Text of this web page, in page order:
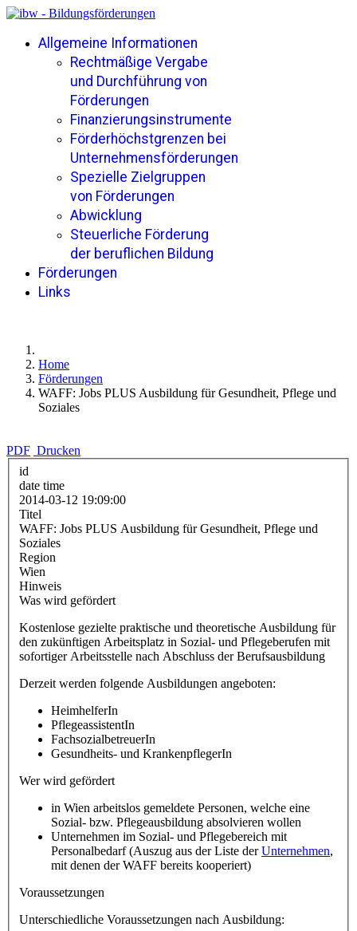
Allgemeine Informationen
Rechtmäßige Vergabe
und Durchführung von
Förderungen
Finanzierungsinstrumente
Förderhöchstgrenzen bei
Unternehmensförderungen
Spezielle Zielgruppen
von Förderungen
Abwicklung
Steuerliche Förderung
der beruflichen Bildung
Förderungen
Links
Home
Förderungen
WAFF: Jobs PLUS Ausbildung für Gesundheit, Pflege und
Soziales
PDF Drucken
id
date time
2014-03-12 19:09:00
Titel
WAFF: Jobs PLUS Ausbildung für Gesundheit, Pflege und
Soziales
Region
Wien
Hinweis
Was wird gefördert
Kostenlose gezielte praktische und theoretische Ausbildung für
den zukünftigen Arbeitsplatz in Sozial- und Pflegeberufen mit
sofortiger Arbeitsstelle nach Abschluss der Berufsausbildung
Derzeit werden folgende Ausbildungen angeboten:
HeimhelferIn
PflegeassistentIn
FachsozialbetreuerIn
Gesundheits- und KrankenpflegerIn
Wer wird gefördert
in Wien arbeitslos gemeldete Personen, welche eine
Sozial- bzw. Pflegeausbildung absolvieren wollen
Unternehmen im Sozial- und Pflegebereich mit
Personalbedarf (Auszug aus der Liste derUnternehmen,
mit denen der WAFF bereits kooperiert)
Voraussetzungen
Unterschiedliche Voraussetzungen nach Ausbildung: